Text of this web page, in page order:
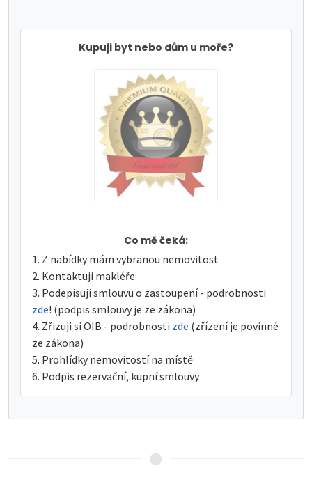
Kupuji byt nebo dům u moře?
Co mě čeká:
Z nabídky mám vybranou nemovitost
Kontaktuji makléře
Podepisuji smlouvu o zastoupení - podrobnosti
zde! (podpis smlouvy je ze zákona)
Zřizuji si OIB - podrobnosti zde (zřízení je povinné
ze zákona)
Prohlídky nemovitostí na místě
Podpis rezervační, kupní smlouvy